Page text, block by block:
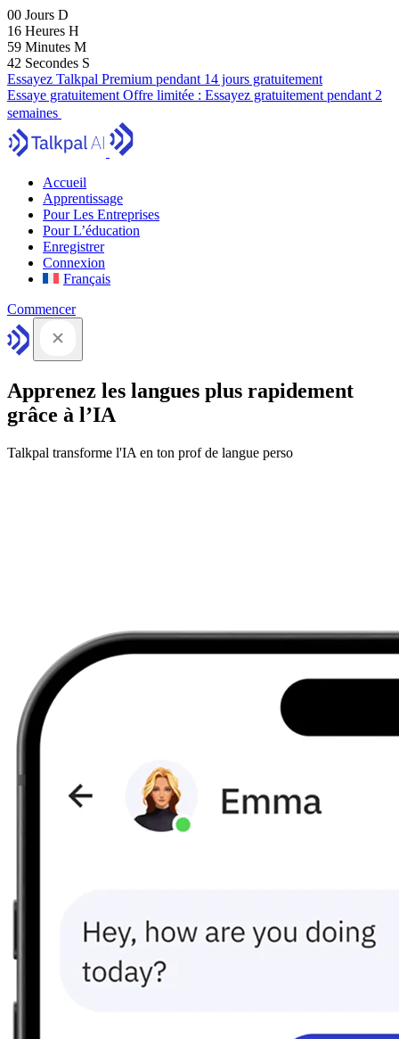
00 Jours D
16 Heures H
59 Minutes M
42 Secondes S
Essayez Talkpal Premium pendant 14 jours gratuitement
Essaye gratuitement Offre limitée : Essayez gratuitement pendant 2
semaines
Accueil
Apprentissage
Pour Les Entreprises
Pour L’éducation
Enregistrer
Connexion
Français
Commencer
Apprenez les langues plus rapidement
grâce à l’IA
Talkpal transforme l'IA en ton prof de langue perso